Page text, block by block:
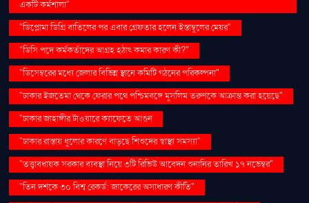
একটি কর্মশালা"
"ডিপ্লোমা ডিগ্রি বাতিলের পর এবার গ্রেফতার হলেন ইস্তাম্বুলের মেয়র"
"ডিসি পদে কর্মকর্তাদের আগ্রহ হঠাৎ কমার কারণ কী?"
"ডিসেম্বরের মধ্যে জেলার বিভিন্ন স্থানে কমিটি গঠনের পরিকল্পনা"
"ঢাকার ইজতেমা থেকে ফেরার পথে পশ্চিমবঙ্গে মুসলিম তরুণকে আক্রান্ত করা হয়েছে"
"ঢাকার জাহাঙ্গীর টাওয়ারে ক্যাফেতে আগুন
"ঢাকার রাস্তায় ধুলোর কারণে বাড়ছে শিশুদের স্বাস্থ্য সমস্যা"
"তত্ত্বাবধায়ক সরকার ব্যবস্থা নিয়ে ৩টি রিভিউ আবেদন শুনানির তারিখ ১৭ নভেম্বর"
"তিন দশকে ৩০ বিশ্ব রেকর্ড: জাকেরের অসাধারণ কীর্তি"